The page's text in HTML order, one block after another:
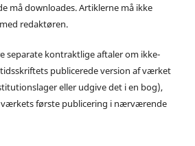
må downloades. Artiklerne må ikke
redaktøren.
separate kontraktlige aftaler om ikke-
publicerede version af værket
eller udgive det i en bog),
værkets første publicering i nærværende